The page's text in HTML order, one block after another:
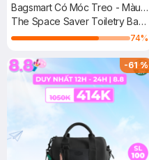
Bagsmart Có Móc Treo - Màu
Đen
The Space Saver Toiletry Bag
- Medium
74%
-61%